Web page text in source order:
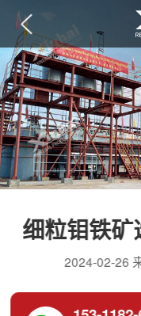
细粒钼铁矿
2024-02-26